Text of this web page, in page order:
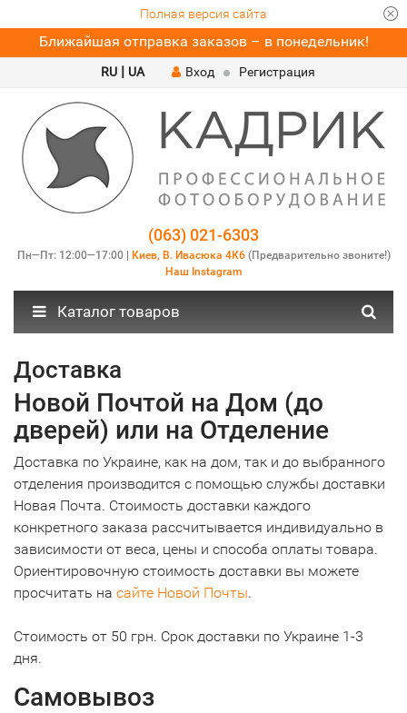
Полная версия сайта
Ближайшая отправка заказов – в понедельник!
RU | UA Вход Регистрация
(063) 021-6303
Пн—Пт: 12:00—17:00 | Киев, В. Ивасюка 4К6(Предварительно звоните!)
Наш Instagram
Каталог товаров
Доставка
Новой Почтой на Дом (до
дверей) или на Отделение
Доставка по Украине, как на дом, так и до выбранного
отделения производится с помощью службы доставки
Новая Почта. Стоимость доставки каждого
конкретного заказа рассчитывается индивидуально в
зависимости от веса, цены и способа оплаты товара.
Ориентировочную стоимость доставки вы можете
просчитать на сайте Новой Почты.
Стоимость от 50 грн. Срок доставки по Украине 1-3
дня.
Самовывоз